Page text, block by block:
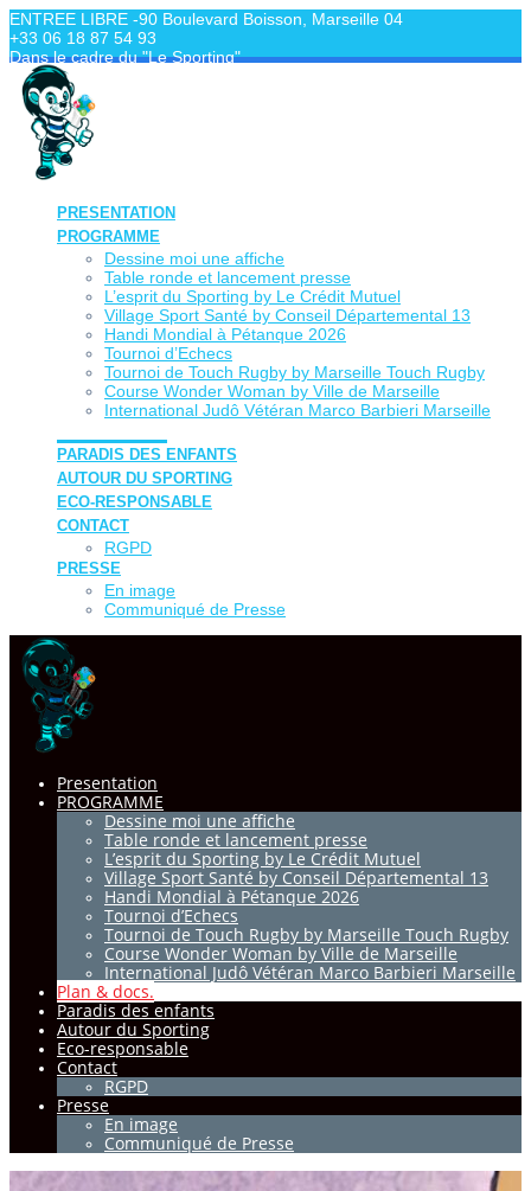
Skip
to
content
ENTREE LIBRE -90 Boulevard Boisson, Marseille 04
+33 06 18 87 54 93
Dans le cadre du "Le Sporting"
PRESENTATION
PROGRAMME
Dessine moi une affiche
Table ronde et lancement presse
L’esprit du Sporting by Le Crédit Mutuel
Village Sport Santé by Conseil Départemental 13
Handi Mondial à Pétanque 2026
Tournoi d’Echecs
Tournoi de Touch Rugby by Marseille Touch Rugby
Course Wonder Woman by Ville de Marseille
International Judô Vétéran Marco Barbieri Marseille
PARADIS DES ENFANTS
AUTOUR DU SPORTING
ECO-RESPONSABLE
CONTACT
RGPD
PRESSE
En image
Communiqué de Presse
Presentation
PROGRAMME
Dessine moi une affiche
Table ronde et lancement presse
L’esprit du Sporting by Le Crédit Mutuel
Village Sport Santé by Conseil Départemental 13
Handi Mondial à Pétanque 2026
Tournoi d’Echecs
Tournoi de Touch Rugby by Marseille Touch Rugby
Course Wonder Woman by Ville de Marseille
International Judô Vétéran Marco Barbieri Marseille
Plan & docs.
Paradis des enfants
Autour du Sporting
Eco-responsable
Contact
RGPD
Presse
En image
Communiqué de Presse